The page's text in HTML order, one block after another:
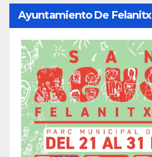
Ayuntamiento De Felanitx